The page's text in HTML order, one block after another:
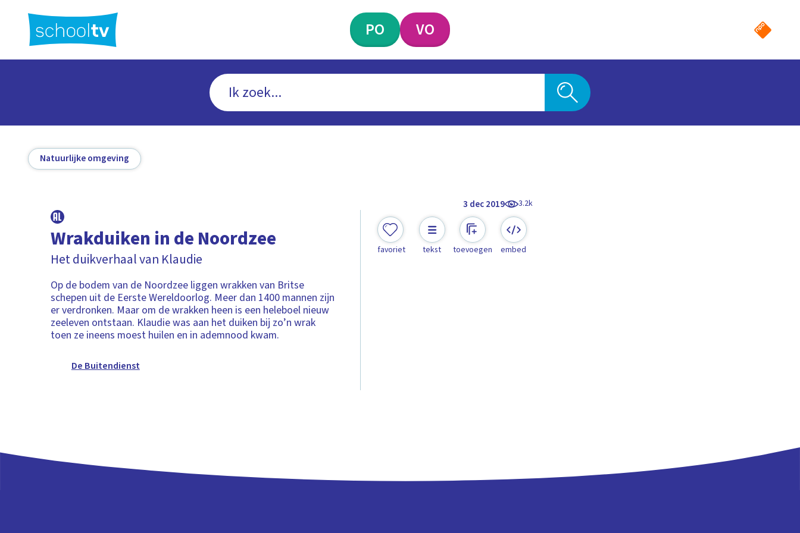
hoofdinhoud
PO VO
Natuurlijke omgeving
3 dec 2019 3.2k
Wrakduiken in de Noordzee
Het duikverhaal van Klaudie
Op de bodem van de Noordzee liggen wrakken van Britse
schepen uit de Eerste Wereldoorlog. Meer dan 1400 mannen zijn
er verdronken. Maar om de wrakken heen is een heleboel nieuw
zeeleven ontstaan. Klaudie was aan het duiken bij zo’n wrak
toen ze ineens moest huilen en in ademnood kwam.
De Buitendienst
favoriet tekst toevoegen embed